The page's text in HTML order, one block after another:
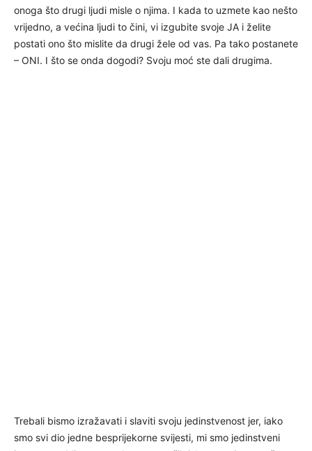
onoga što drugi ljudi misle o njima. I kada to uzmete kao nešto
vrijedno, a većina ljudi to čini, vi izgubite svoje JA i želite
postati ono što mislite da drugi žele od vas. Pa tako postanete
– ONI. I što se onda dogodi? Svoju moć ste dali drugima.
Trebali bismo izražavati i slaviti svoju jedinstvenost jer, iako
smo svi dio jedne besprijekorne svijesti, mi smo jedinstveni